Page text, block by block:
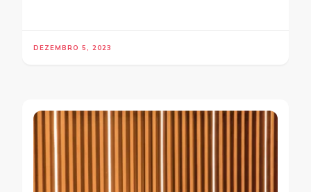
DEZEMBRO 5, 2023